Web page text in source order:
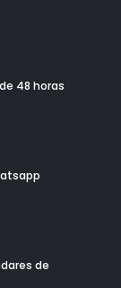
48 horas
de